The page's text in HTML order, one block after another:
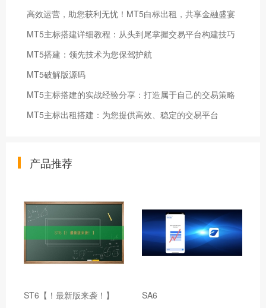
高效运营，助您获利无忧！MT5白标出租，共享金融盛宴
MT5主标搭建详细教程：从头到尾掌握交易平台构建技巧
MT5搭建：领先技术为您保驾护航
MT5破解版源码
MT5主标搭建的实战经验分享：打造属于自己的交易策略
MT5主标出租搭建：为您提供高效、稳定的交易平台
产品推荐
ST6【！最新版来袭！】 SA6